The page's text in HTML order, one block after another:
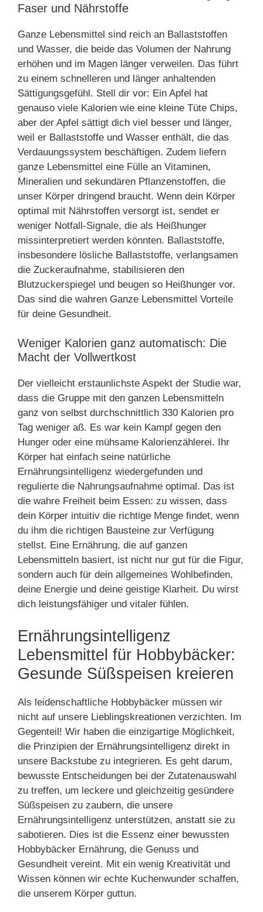
Faser und Nährstoffe
Ganze Lebensmittel sind reich an Ballaststoffen
und Wasser, die beide das Volumen der Nahrung
erhöhen und im Magen länger verweilen. Das führt
zu einem schnelleren und länger anhaltenden
Sättigungsgefühl. Stell dir vor: Ein Apfel hat
genauso viele Kalorien wie eine kleine Tüte Chips,
aber der Apfel sättigt dich viel besser und länger,
weil er Ballaststoffe und Wasser enthält, die das
Verdauungssystem beschäftigen. Zudem liefern
ganze Lebensmittel eine Fülle an Vitaminen,
Mineralien und sekundären Pflanzenstoffen, die
unser Körper dringend braucht. Wenn dein Körper
optimal mit Nährstoffen versorgt ist, sendet er
weniger Notfall-Signale, die als Heißhunger
missinterpretiert werden könnten. Ballaststoffe,
insbesondere lösliche Ballaststoffe, verlangsamen
die Zuckeraufnahme, stabilisieren den
Blutzuckerspiegel und beugen so Heißhunger vor.
Das sind die wahren Ganze Lebensmittel Vorteile
für deine Gesundheit.
Weniger Kalorien ganz automatisch: Die
Macht der Vollwertkost
Der vielleicht erstaunlichste Aspekt der Studie war,
dass die Gruppe mit den ganzen Lebensmitteln
ganz von selbst durchschnittlich 330 Kalorien pro
Tag weniger aß. Es war kein Kampf gegen den
Hunger oder eine mühsame Kalorienzählerei. Ihr
Körper hat einfach seine natürliche
Ernährungsintelligenz wiedergefunden und
regulierte die Nahrungsaufnahme optimal. Das ist
die wahre Freiheit beim Essen: zu wissen, dass
dein Körper intuitiv die richtige Menge findet, wenn
du ihm die richtigen Bausteine zur Verfügung
stellst. Eine Ernährung, die auf ganzen
Lebensmitteln basiert, ist nicht nur gut für die Figur,
sondern auch für dein allgemeines Wohlbefinden,
deine Energie und deine geistige Klarheit. Du wirst
dich leistungsfähiger und vitaler fühlen.
Ernährungsintelligenz
Lebensmittel für Hobbybäcker:
Gesunde Süßspeisen kreieren
Als leidenschaftliche Hobbybäcker müssen wir
nicht auf unsere Lieblingskreationen verzichten. Im
Gegenteil! Wir haben die einzigartige Möglichkeit,
die Prinzipien der Ernährungsintelligenz direkt in
unsere Backstube zu integrieren. Es geht darum,
bewusste Entscheidungen bei der Zutatenauswahl
zu treffen, um leckere und gleichzeitig gesündere
Süßspeisen zu zaubern, die unsere
Ernährungsintelligenz unterstützen, anstatt sie zu
sabotieren. Dies ist die Essenz einer bewussten
Hobbybäcker Ernährung, die Genuss und
Gesundheit vereint. Mit ein wenig Kreativität und
Wissen können wir echte Kuchenwunder schaffen,
die unserem Körper guttun.